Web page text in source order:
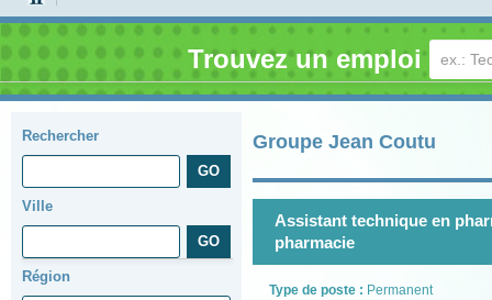
Trouvez un emploi
Rechercher
Ville
Région
Groupe Jean Coutu
Assistant technique en
pharmacie
Type de poste : Permanent